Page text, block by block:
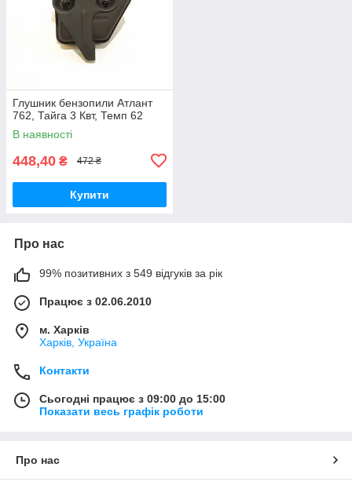
Глушник бензопили Атлант
762, Тайга 3 Квт, Темп 62
В наявності
448,40 ₴ 472 ₴
Купити
Про нас
99% позитивних з 549 відгуків за рік
Працює з 02.06.2010
м. Харків
Харків, Україна
Контакти
Сьогодні працює з 09:00 до 15:00
Показати весь графік роботи
Про нас